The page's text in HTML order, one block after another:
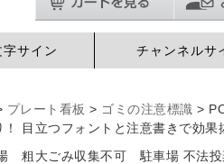
サイン チャンネルサ
プレート看板 > ゴミの注意標識 >
目立つフォントと注意書きで効果
粗大ごみ収集不可 駐車場 不法